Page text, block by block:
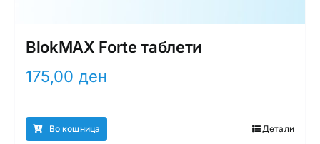
BlokMAX Forte таблети
175,00 ден
Во кошница Детали